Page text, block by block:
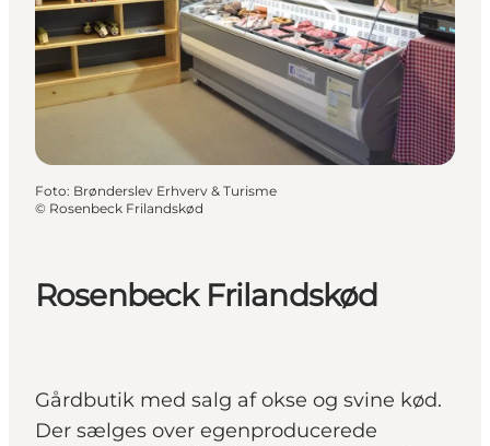
Guides
Det sker
For børn
Rosenbeck Frilandskød
Gårdbutik med salg af okse og svine kød.
Der sælges over egenproducerede
Foto: Brønderslev Erhverv & Turisme
© Rosenbeck Frilandskød